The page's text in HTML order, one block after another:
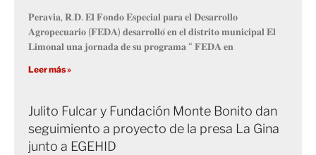
𝐏𝐞𝐫𝐚𝐯𝐢𝐚, 𝐑.𝐃. 𝐄𝐥 𝐅𝐨𝐧𝐝𝐨 𝐄𝐬𝐩𝐞𝐜𝐢𝐚𝐥 𝐩𝐚𝐫𝐚 𝐞𝐥 𝐃𝐞𝐬𝐚𝐫𝐫𝐨𝐥𝐥𝐨
𝐀𝐠𝐫𝐨𝐩𝐞𝐜𝐮𝐚𝐫𝐢𝐨 (𝐅𝐄𝐃𝐀) 𝐝𝐞𝐬𝐚𝐫𝐫𝐨𝐥𝐥𝐨́ 𝐞𝐧 𝐞𝐥 𝐝𝐢𝐬𝐭𝐫𝐢𝐭𝐨 𝐦𝐮𝐧𝐢𝐜𝐢𝐩𝐚𝐥 𝐄𝐥
𝐋𝐢𝐦𝐨𝐧𝐚𝐥 𝐮𝐧𝐚 𝐣𝐨𝐫𝐧𝐚𝐝𝐚 𝐝𝐞 𝐬𝐮 𝐩𝐫𝐨𝐠𝐫𝐚𝐦𝐚 “ 𝐅𝐄𝐃𝐀 𝐞𝐧
Leer más »
Julito Fulcar y Fundación Monte Bonito dan
seguimiento a proyecto de la presa La Gina
junto a EGEHID